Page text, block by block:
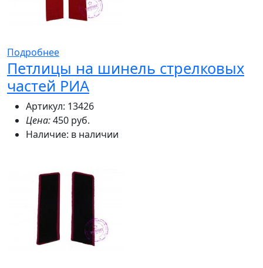
Подробнее
Петлицы на шинель стрелковых
частей РИА
Артикул: 13426
Цена:450 руб.
Наличие: в наличии